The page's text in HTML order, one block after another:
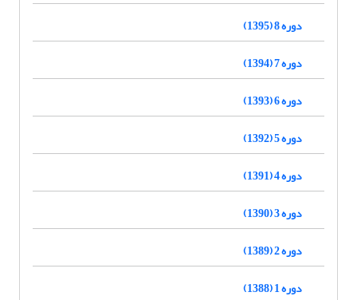
دوره 8 (1395)
دوره 7 (1394)
دوره 6 (1393)
دوره 5 (1392)
دوره 4 (1391)
دوره 3 (1390)
دوره 2 (1389)
دوره 1 (1388)